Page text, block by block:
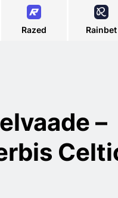
Razed Rainbet
–